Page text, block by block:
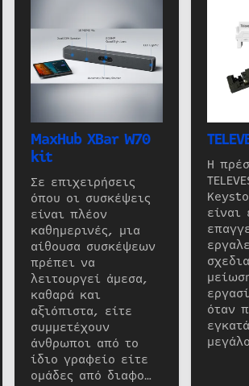
MaxHub XBar W70
kit
Σε επιχειρήσεις
όπου οι συσκέψεις
είναι πλέον
καθημερινές, μια
αίθουσα συσκέψεων
πρέπει να
λειτουργεί άμεσα,
καθαρά και
αξιόπιστα, είτε
συμμετέχουν
άνθρωποι από το
ίδιο γραφείο είτε
ομάδες από διαφο…
Η
είναι
όταν